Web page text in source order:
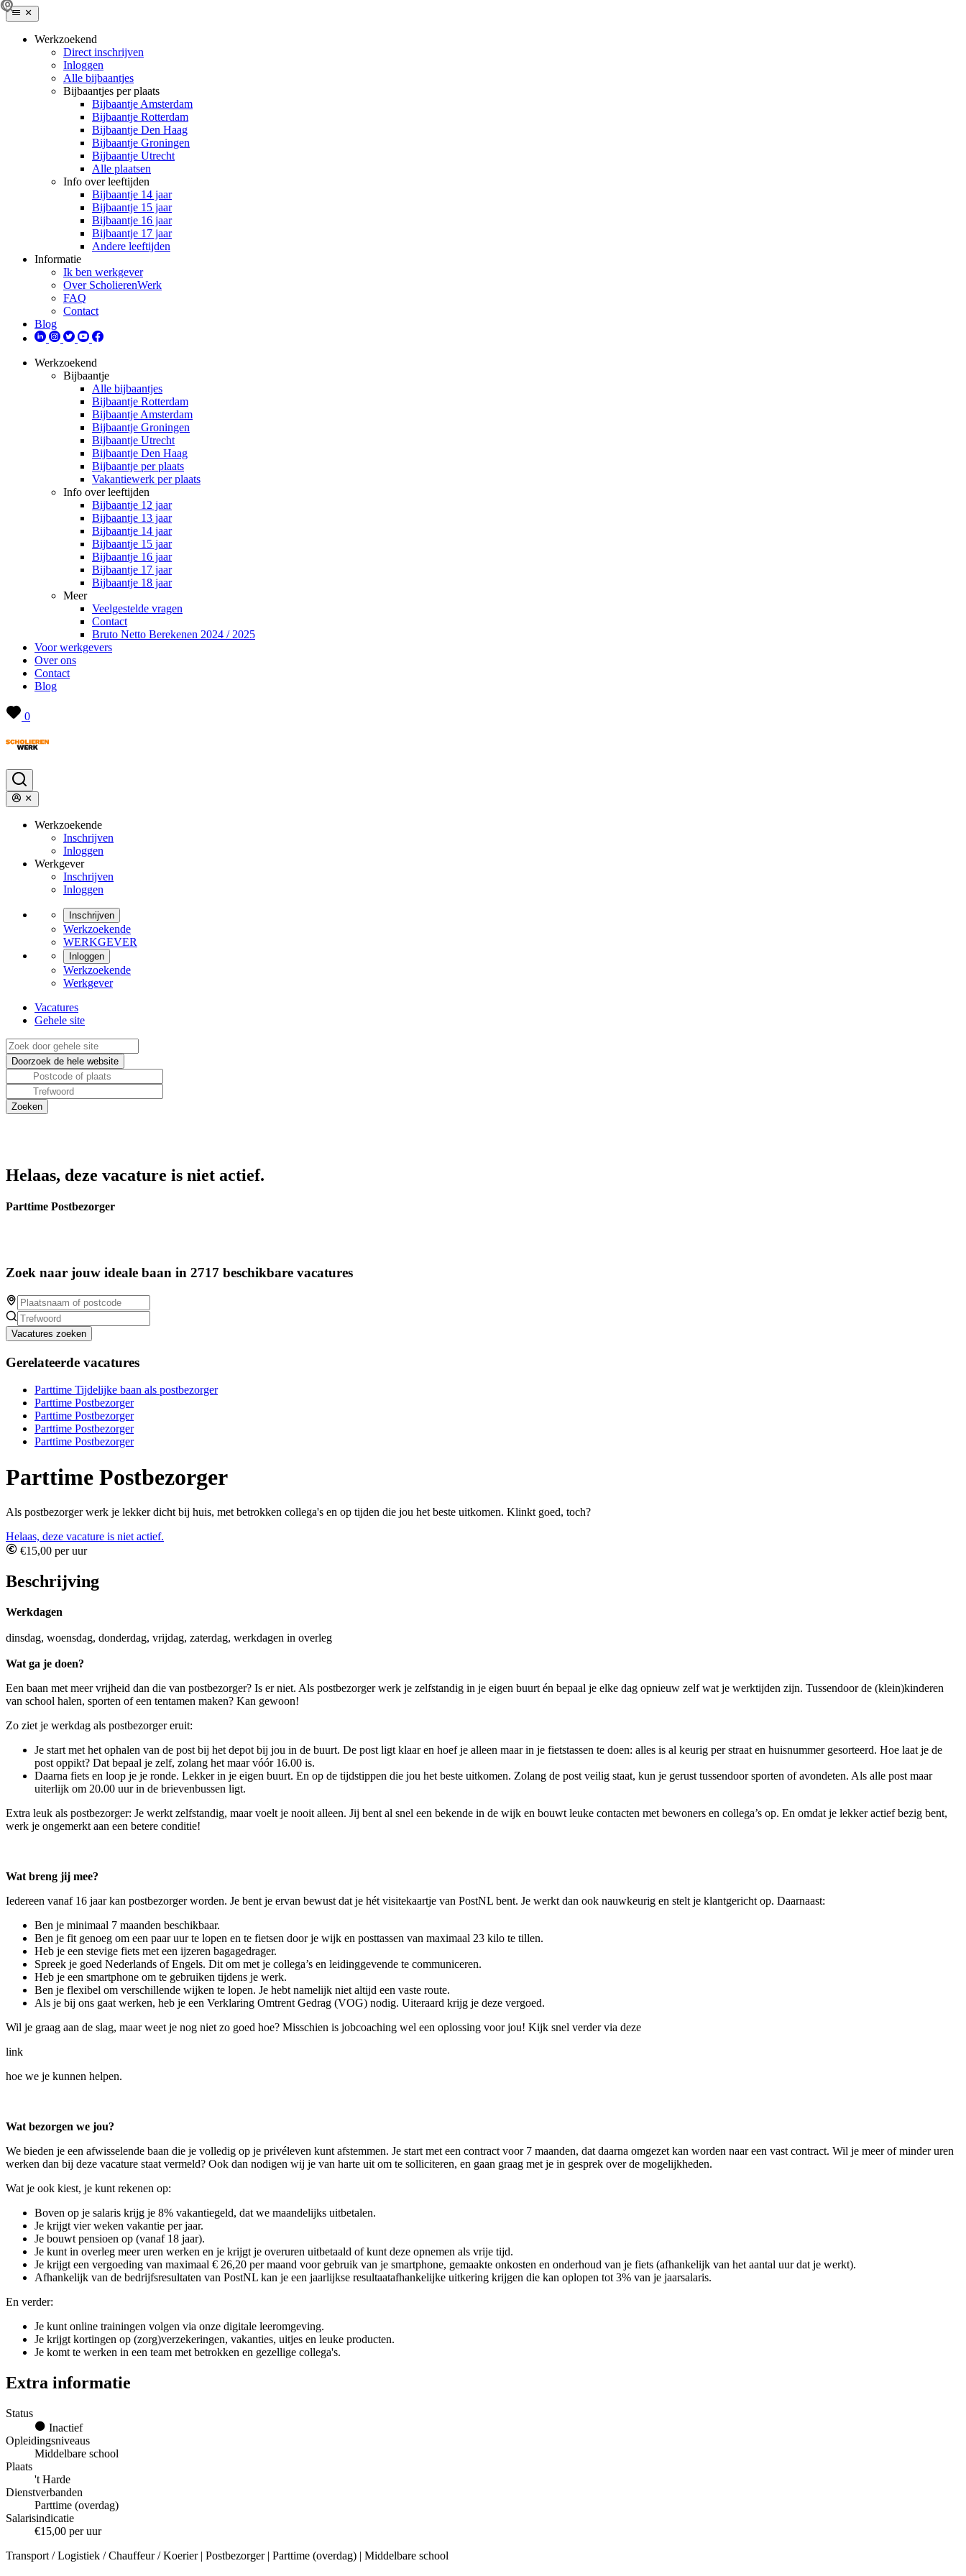
Werkzoekend
Direct inschrijven
Inloggen
Alle bijbaantjes
Bijbaantjes per plaats
Bijbaantje Amsterdam
Bijbaantje Rotterdam
Bijbaantje Den Haag
Bijbaantje Groningen
Bijbaantje Utrecht
Alle plaatsen
Info over leeftijden
Bijbaantje 14 jaar
Bijbaantje 15 jaar
Bijbaantje 16 jaar
Bijbaantje 17 jaar
Andere leeftijden
Informatie
Ik ben werkgever
Over ScholierenWerk
FAQ
Contact
Blog
Werkzoekend
Bijbaantje
Alle bijbaantjes
Bijbaantje Rotterdam
Bijbaantje Amsterdam
Bijbaantje Groningen
Bijbaantje Utrecht
Bijbaantje Den Haag
Bijbaantje per plaats
Vakantiewerk per plaats
Info over leeftijden
Bijbaantje 12 jaar
Bijbaantje 13 jaar
Bijbaantje 14 jaar
Bijbaantje 15 jaar
Bijbaantje 16 jaar
Bijbaantje 17 jaar
Bijbaantje 18 jaar
Meer
Veelgestelde vragen
Contact
Bruto Netto Berekenen 2024 / 2025
Voor werkgevers
Over ons
Contact
Blog
0
Werkzoekende
Inschrijven
Inloggen
Werkgever
Inschrijven
Inloggen
Inschrijven
Werkzoekende
WERKGEVER
Inloggen
Werkzoekende
Werkgever
Vacatures
Gehele site
Helaas, deze vacature is niet actief.
Parttime Postbezorger
Zoek naar jouw ideale baan in 2717 beschikbare vacatures
Vacatures zoeken
Gerelateerde vacatures
Parttime Tijdelijke baan als postbezorger
Parttime Postbezorger
Parttime Postbezorger
Parttime Postbezorger
Parttime Postbezorger
Parttime Postbezorger
Als postbezorger werk je lekker dicht bij huis, met betrokken collega's en op tijden die jou het beste uitkomen. Klinkt goed, toch?
Helaas, deze vacature is niet actief.
€15,00 per uur
Beschrijving
Werkdagen
dinsdag, woensdag, donderdag, vrijdag, zaterdag, werkdagen in overleg
Wat ga je doen?
Een baan met meer vrijheid dan die van postbezorger? Is er niet. Als postbezorger werk je zelfstandig in je eigen buurt én bepaal je elke dag opnieuw zelf wat je werktijden zijn. Tussendoor de (klein)kinderen
van school halen, sporten of een tentamen maken? Kan gewoon!
Zo ziet je werkdag als postbezorger eruit:
Je start met het ophalen van de post bij het depot bij jou in de buurt. De post ligt klaar en hoef je alleen maar in je fietstassen te doen: alles is al keurig per straat en huisnummer gesorteerd. Hoe laat je de
post oppikt? Dat bepaal je zelf, zolang het maar vóór 16.00 is.
Daarna fiets en loop je je ronde. Lekker in je eigen buurt. En op de tijdstippen die jou het beste uitkomen. Zolang de post veilig staat, kun je gerust tussendoor sporten of avondeten. Als alle post maar
uiterlijk om 20.00 uur in de brievenbussen ligt.
Extra leuk als postbezorger: Je werkt zelfstandig, maar voelt je nooit alleen. Jij bent al snel een bekende in de wijk en bouwt leuke contacten met bewoners en collega’s op. En omdat je lekker actief bezig bent,
werk je ongemerkt aan een betere conditie!
Wat breng jij mee?
Iedereen vanaf 16 jaar kan postbezorger worden. Je bent je ervan bewust dat je hét visitekaartje van PostNL bent. Je werkt dan ook nauwkeurig en stelt je klantgericht op. Daarnaast:
Ben je minimaal 7 maanden beschikbaar.
Ben je fit genoeg om een paar uur te lopen en te fietsen door je wijk en posttassen van maximaal 23 kilo te tillen.
Heb je een stevige fiets met een ijzeren bagagedrager.
Spreek je goed Nederlands of Engels. Dit om met je collega’s en leidinggevende te communiceren.
Heb je een smartphone om te gebruiken tijdens je werk.
Ben je flexibel om verschillende wijken te lopen. Je hebt namelijk niet altijd een vaste route.
Als je bij ons gaat werken, heb je een Verklaring Omtrent Gedrag (VOG) nodig. Uiteraard krijg je deze vergoed.
Wil je graag aan de slag, maar weet je nog niet zo goed hoe? Misschien is jobcoaching wel een oplossing voor jou! Kijk snel verder via deze
link
hoe we je kunnen helpen.
Wat bezorgen we jou?
We bieden je een afwisselende baan die je volledig op je privéleven kunt afstemmen. Je start met een contract voor 7 maanden, dat daarna omgezet kan worden naar een vast contract. Wil je meer of minder uren
werken dan bij deze vacature staat vermeld? Ook dan nodigen wij je van harte uit om te solliciteren, en gaan graag met je in gesprek over de mogelijkheden.
Wat je ook kiest, je kunt rekenen op:
Boven op je salaris krijg je 8% vakantiegeld, dat we maandelijks uitbetalen.
Je krijgt vier weken vakantie per jaar.
Je bouwt pensioen op (vanaf 18 jaar).
Je kunt in overleg meer uren werken en je krijgt je overuren uitbetaald of kunt deze opnemen als vrije tijd.
Je krijgt een vergoeding van maximaal € 26,20 per maand voor gebruik van je smartphone, gemaakte onkosten en onderhoud van je fiets (afhankelijk van het aantal uur dat je werkt).
Afhankelijk van de bedrijfsresultaten van PostNL kan je een jaarlijkse resultaatafhankelijke uitkering krijgen die kan oplopen tot 3% van je jaarsalaris.
En verder:
Je kunt online trainingen volgen via onze digitale leeromgeving.
Je krijgt kortingen op (zorg)verzekeringen, vakanties, uitjes en leuke producten.
Je komt te werken in een team met betrokken en gezellige collega's.
Extra informatie
Status
Inactief
Opleidingsniveaus
Middelbare school
Plaats
't Harde
Dienstverbanden
Parttime (overdag)
Salarisindicatie
€15,00 per uur
Transport / Logistiek / Chauffeur / Koerier | Postbezorger | Parttime (overdag) | Middelbare school